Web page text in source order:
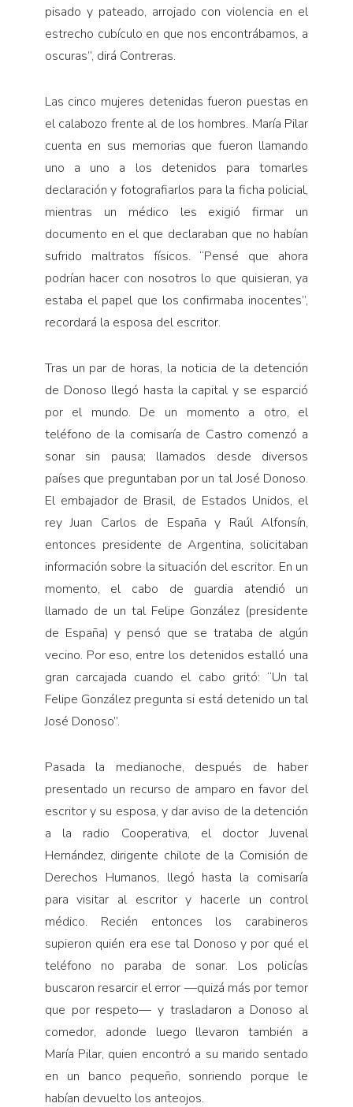
pisado y pateado, arrojado con violencia en el
estrecho cubículo en que nos encontrábamos, a
oscuras”, dirá Contreras.
Las cinco mujeres detenidas fueron puestas en
el calabozo frente al de los hombres. María Pilar
cuenta en sus memorias que fueron llamando
uno a uno a los detenidos para tomarles
declaración y fotografiarlos para la ficha policial,
mientras un médico les exigió firmar un
documento en el que declaraban que no habían
sufrido maltratos físicos. “Pensé que ahora
podrían hacer con nosotros lo que quisieran, ya
estaba el papel que los confirmaba inocentes”,
recordará la esposa del escritor.
Tras un par de horas, la noticia de la detención
de Donoso llegó hasta la capital y se esparció
por el mundo. De un momento a otro, el
teléfono de la comisaría de Castro comenzó a
sonar sin pausa; llamados desde diversos
países que preguntaban por un tal José Donoso.
El embajador de Brasil, de Estados Unidos, el
rey Juan Carlos de España y Raúl Alfonsín,
entonces presidente de Argentina, solicitaban
información sobre la situación del escritor. En un
momento, el cabo de guardia atendió un
llamado de un tal Felipe González (presidente
de España) y pensó que se trataba de algún
vecino. Por eso, entre los detenidos estalló una
gran carcajada cuando el cabo gritó: “Un tal
Felipe González pregunta si está detenido un tal
José Donoso”.
Pasada la medianoche, después de haber
presentado un recurso de amparo en favor del
escritor y su esposa, y dar aviso de la detención
a la radio Cooperativa, el doctor Juvenal
Hernández, dirigente chilote de la Comisión de
Derechos Humanos, llegó hasta la comisaría
para visitar al escritor y hacerle un control
médico. Recién entonces los carabineros
supieron quién era ese tal Donoso y por qué el
teléfono no paraba de sonar. Los policías
buscaron resarcir el error —quizá más por temor
que por respeto— y trasladaron a Donoso al
comedor, adonde luego llevaron también a
María Pilar, quien encontró a su marido sentado
en un banco pequeño, sonriendo porque le
habían devuelto los anteojos.